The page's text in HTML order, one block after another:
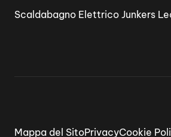
Scaldabagno Elettrico Junkers
Mappa del SitoPrivacyCookie